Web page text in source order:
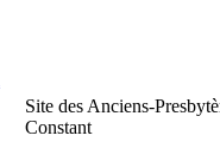
Site des Anciens-
Constant